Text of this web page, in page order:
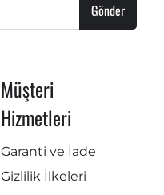
Gönder
Müşteri
Hizmetleri
Garanti ve İade
Gizlilik İlkeleri